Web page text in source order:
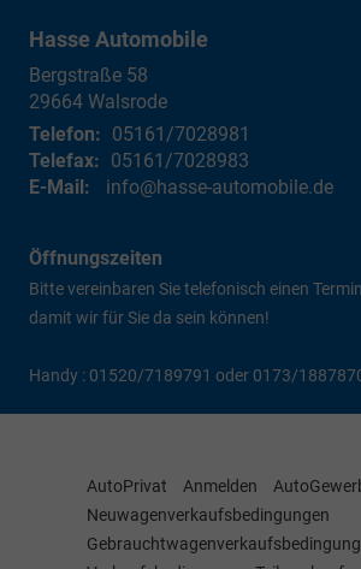
Hasse Automobile
Bergstraße 58
29664 Walsrode
Telefon: 05161/7028981
Telefax: 05161/7028983
E-Mail:
info@hasse-automobile.de
Öffnungszeiten
Bitte vereinbaren Sie telefonisch einen
damit wir für Sie da sein können!
Handy : 01520/7189791 oder 0173/
AutoPrivat Anmelden
Neuwagenverkaufsbedingungen